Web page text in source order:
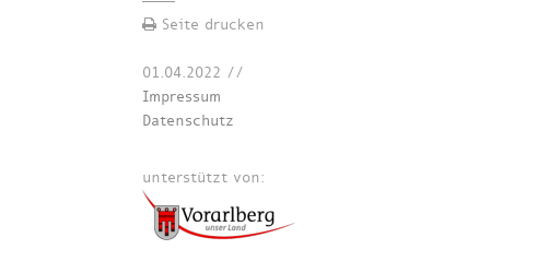
Seite drucken
01.04.2022 //
Impressum
Datenschutz
unterstützt von: